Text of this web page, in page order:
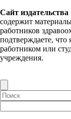
Сайт
содержит
работников
подтверждаете,
работником или
учреждения.